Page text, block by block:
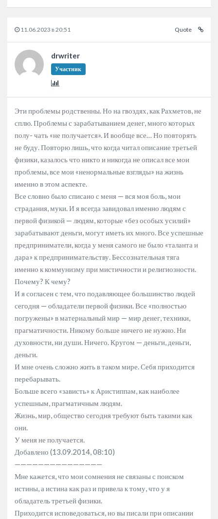
11.06.2023 в 20:51 Quote
drwriter
Участник
Эти проблемы родственны. Но на гвоздях, как Рахметов, не
сплю. Проблемы с зарабатыванием денег, много которых
полу- чать «не получается». И вообще все… Но повторять
не буду. Повторю лишь, что когда читал описание третьей
физики, казалось что никто и никогда не описал все мои
проблемы, все мои «ненормальные взгляды» на жизнь
именно в этом аспекте.
Все словно было списано с меня — вся моя боль, мои
страдания, муки. И я всегда завидовал именно людям с
первой физикой — людям, которые «без особых усилий»
зарабатывают деньги, могут иметь их много. Все успешные
предприниматели, когда у меня самого не было «таланта и
дара» к предпринимательству. Бессознательная тяга
именно к коммунизму при мистичности и религиозности.
Почему? К чему?
И я согласен с тем, что подавляющее большинство людей
сегодня — обладатели первой физики. Все «полностью
погружены» в материальный мир — мир денег, техники,
прагматичности. Никому больше ничего не нужно. Ни
духовности, ни души. Ничего. Кругом — деньги, деньги,
деньги.
И мне очень сложно жить в таком мире. Себя приходится
перебарывать.
Больше всего «зависть» к Аристиппам, как наиболее
успешным, прагматичным людям.
Жизнь, мир, общество сегодня требуют быть такими как
они.
У меня не получается.
Добавлено (13.09.2014, 08:10)
———————————————
Мне кажется, что мои сомнения не связаны с поиском
истины, а истина как раз и привела к тому, что у я
обладатель третьей физики.
Приходится исповедоваться, но вы писали при описании